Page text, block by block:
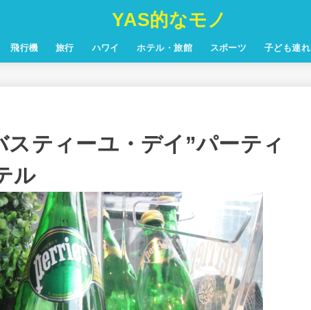
YAS的なモノ
飛行機 旅行 ハワイ ホテル・旅館 スポーツ 子ども連れ
ティーユ・デイ”パーティ
ル